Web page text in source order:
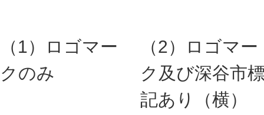
（1）ロゴマー
クのみ
（2）ロゴマー
ク及び深谷市
記あり（横）